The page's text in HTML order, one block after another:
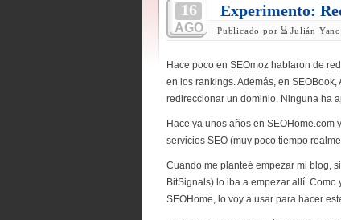
16
AGO
Experimento:
Publicado por Julián
Hace poco en SEOmoz hablaron de
en los rankings. Además, en SEOBook,
redireccionar un dominio. Ninguna ha
Hace ya unos años en
servicios SEO (muy poco tiempo
Cuando me planteé empezar mi blog,
BitSignals) lo iba a empezar allí.
SEOHome, lo voy a usar para hacer